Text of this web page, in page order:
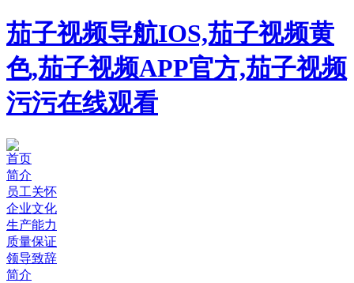
茄子视频导航IOS,茄子视频黄
色,茄子视频APP官方,茄子视频
污污在线观看
首页
简介
员工关怀
企业文化
生产能力
质量保证
领导致辞
简介